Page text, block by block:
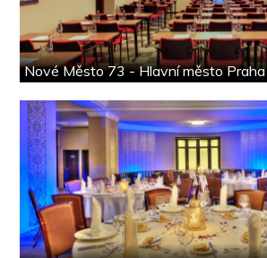
Nové Město 73 - Hlavní město Praha